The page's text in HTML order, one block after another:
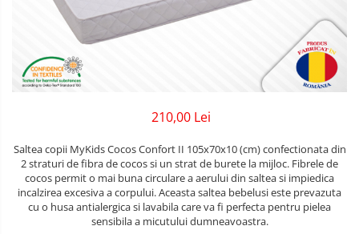
Patuturi copii
Patuturi lemn pana la 120 x 60 cm
Patuturi lemn 140 x 70 cm
Patuturi lemn 160 x 80 cm
Saltele patut copii
Saltele mici
Saltele de la 120 x 60 cm
Saltele de la 140 x 70 cm
210,00 Lei
Saltea copii MyKids Cocos Confort II 105x70x10 (cm) confectionata din
2 straturi de fibra de cocos si un strat de burete la mijloc. Fibrele de
cocos permit o mai buna circulare a aerului din saltea si impiedica
incalzirea excesiva a corpului. Aceasta saltea bebelusi este prevazuta
cu o husa antialergica si lavabila care va fi perfecta pentru pielea
sensibila a micutului dumneavoastra.